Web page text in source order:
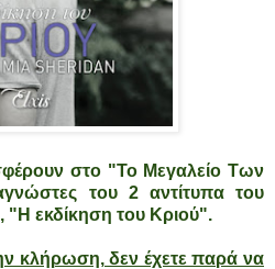
στο "Το Μεγαλείο Των
του 2 αντίτυπα του
" Η εκδίκηση του Κριού".
κλήρωση, δεν έχετε παρά να